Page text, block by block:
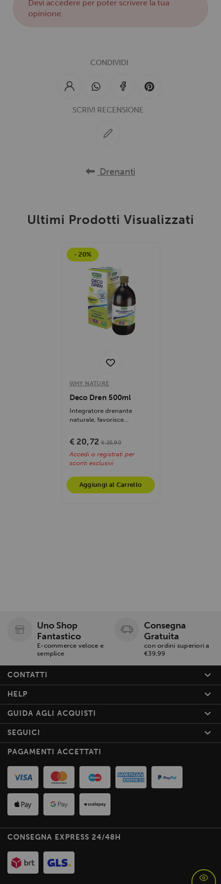
Deviaccedere per poter scrivere la tua
opinione.
CONDIVIDI
SCRIVI RECENSIONE
Drenanti
Ultimi Prodotti Visualizzati
- 20%
WHY NATURE
Deco Dren 500ml
Integratore drenante
naturale, favorisce
eccesso,...
€ 20,72 € 25,90
Accedi o registrati per
sconti esclusivi
Aggiungi al Carrello
Uno Shop
Fantastico
E-commerce veloce e
semplice
Consegna
Gratuita
con ordini superiori a
€39,99
CONTATTI
HELP
GUIDA AGLI ACQUISTI
SEGUICI
PAGAMENTI ACCETTATI
CONSEGNA EXPRESS 24/48H